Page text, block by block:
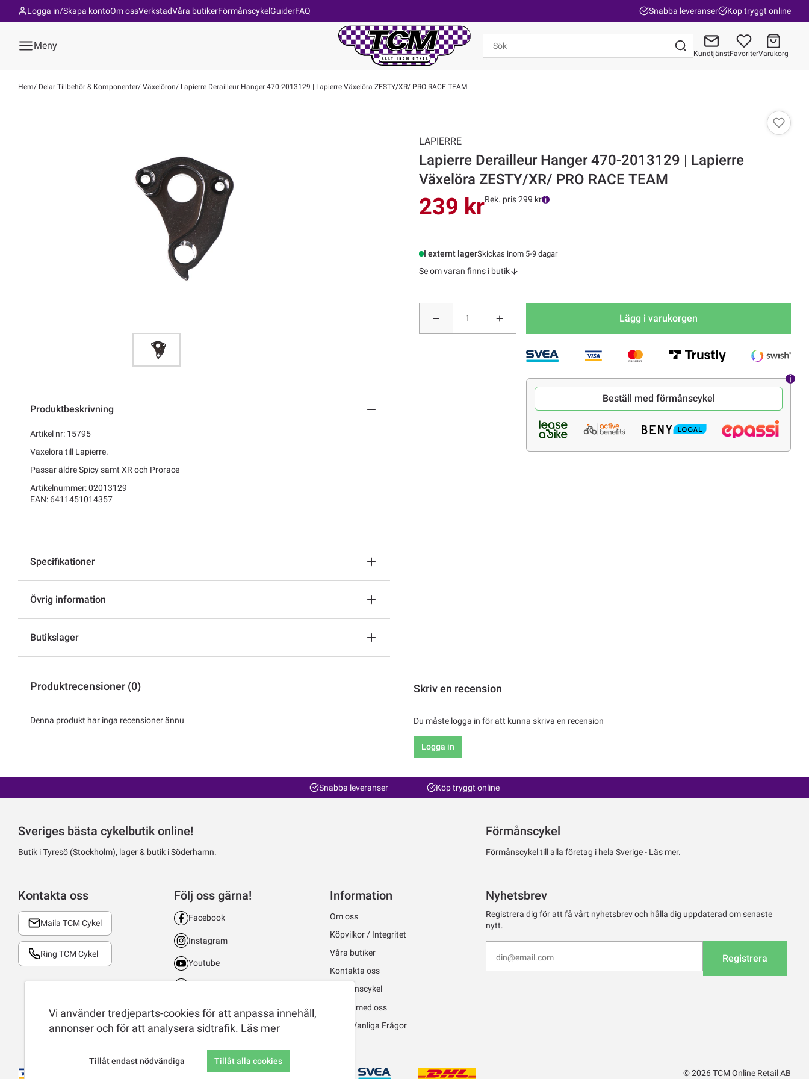
Om ossVerkstadVåra butikerFörmånscykelGuiderFAQ
Logga in/Skapa konto Snabba leveranser Köp tryggt online
Meny
KundtjänstFavoriterVarukorg
Hem Delar Tillbehör & Komponenter Växelöron Lapierre Derailleur Hanger 470-2013129 | Lapierre Växelöra ZESTY/XR/ PRO RACE TEAM
Produktbeskrivning
Artikel nr: 15795
Växelöra till Lapierre.
Passar äldre Spicy samt XR och Prorace
Artikelnummer: 02013129
EAN: 6411451014357
Specifikationer
Övrig information
Butikslager
LAPIERRE
Lapierre Derailleur Hanger 470-2013129 | Lapierre
Växelöra ZESTY/XR/ PRO RACE TEAM
239 krRek. pris 299 kr
I externt lagerSkickas inom 5-9 dagar
Se om varan finns i butik
Lägg i varukorgen
Beställ med förmånscykel
Produktrecensioner (0)
Denna produkt har inga recensioner ännu
Skriv en recension
Du måste logga in för att kunna skriva en recension
Logga in
Snabba leveranser Köp tryggt online
Sveriges bästa cykelbutik online!
Butik i Tyresö (Stockholm), lager & butik i Söderhamn.
Förmånscykel
Förmånscykel till alla företag i hela Sverige - Läs mer.
Kontakta oss
Maila TCM Cykel
Ring TCM Cykel
Följ oss gärna!
Facebook
Instagram
Youtube
TikTok
Information
Om oss
Köpvilkor / Integritet
Våra butiker
Kontakta oss
Förmånscykel
Jobba med oss
FAQ - Vanliga Frågor
Nyhetsbrev
Registrera dig för att få vårt nyhetsbrev och hålla dig uppdaterad om senaste
nytt.
Registrera
© 2026 TCM Online Retail AB
Vi använder tredjeparts-cookies för att anpassa innehåll,
annonser och för att analysera sidtrafik. Läs mer
Tillåt endast nödvändiga Tillåt alla cookies